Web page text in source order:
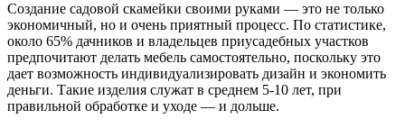
Создание садовой скамейки своими руками — это не только
экономичный, но и очень приятный процесс. По статистике,
около 65% дачников и владельцев приусадебных участков
предпочитают делать мебель самостоятельно, поскольку это
дает возможность индивидуализировать дизайн и экономить
деньги. Такие изделия служат в среднем 5-10 лет, при
правильной обработке и уходе — и дольше.